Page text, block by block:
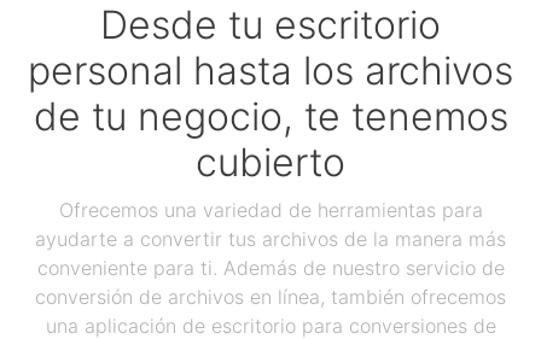
Desde tu escritorio
personal hasta los archivos
de tu negocio, te tenemos
cubierto
Ofrecemos una variedad de herramientas para
ayudarte a convertir tus archivos de la manera más
conveniente para ti. Además de nuestro servicio de
conversión de archivos en línea, también ofrecemos
una aplicación de escritorio para conversiones de